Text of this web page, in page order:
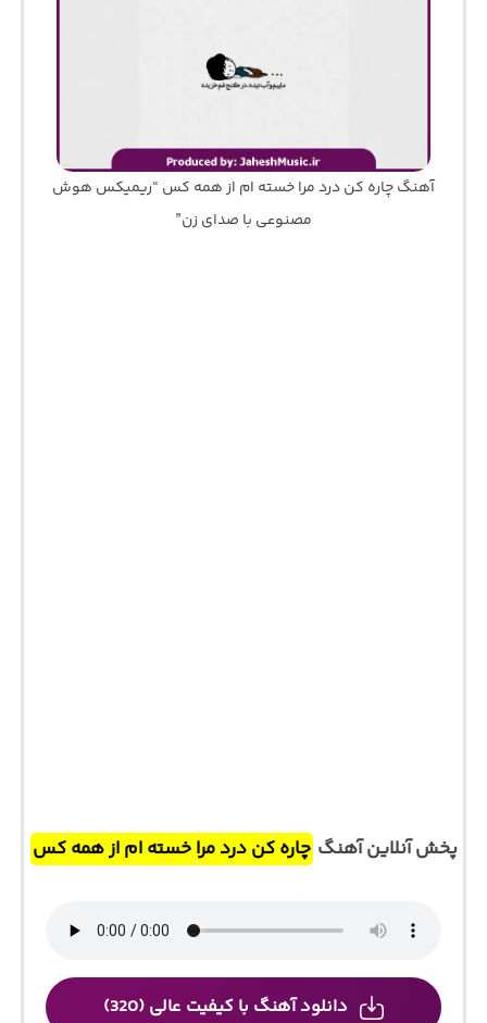
آهنگ چاره کن درد مرا خسته ام از همه کس “ریمیکس هوش
مصنوعی با صدای زن”
پخش آنلاین آهنگ چاره کن درد مرا خسته ام از همه کس
دانلود آهنگ با کیفیت عالی (320)